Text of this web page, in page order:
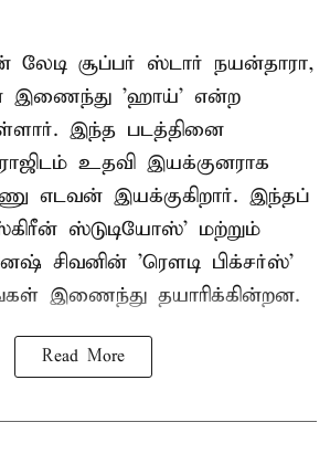
லேடி சூப்பர் ஸ்டார் நயன்தாரா,
இணைந்து 'ஹாய்' என்ற
இந்த படத்தினை
உதவி இயக்குனராக
எடவன் இயக்குகிறார். இந்தப்
ஸ்டுடியோஸ்' மற்றும்
சிவனின் 'ரௌடி பிக்சர்ஸ்'
இணைந்து தயாரிக்கின்றன.
Read More